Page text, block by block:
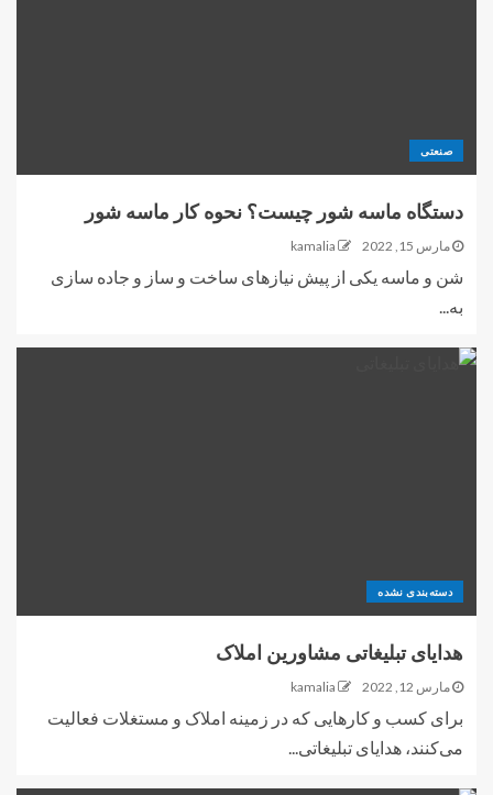
صنعتی
دستگاه ماسه شور چیست؟ نحوه کار ماسه شور
مارس 15, 2022 kamalia
شن و ماسه یکی از پیش نیازهای ساخت و ساز و جاده سازی
به...
دسته‌بندی نشده
هدایای تبلیغاتی مشاورین املاک
مارس 12, 2022 kamalia
برای کسب و کارهایی که در زمینه املاک و مستغلات فعالیت
می‌کنند، هدایای تبلیغاتی...